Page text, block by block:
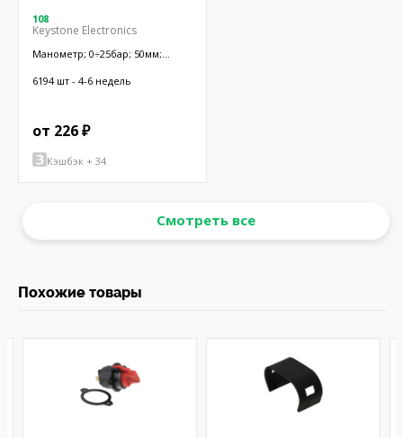
108
Keystone Electronics
Манометр; 0÷25бар; 50мм;
жидкости,инертные газы
6194 шт - 4-6 недель
от 226 ₽
Кэшбэк + 34
Смотреть все
Похожие товары